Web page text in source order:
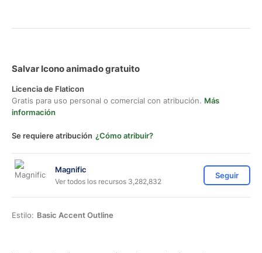
Salvar Icono animado gratuito
Licencia de Flaticon
Gratis para uso personal o comercial con atribución. Más
información
Se requiere atribución ¿Cómo atribuir?
Magnific
Ver todos los recursos 3,282,832
Seguir
Estilo: Basic Accent Outline